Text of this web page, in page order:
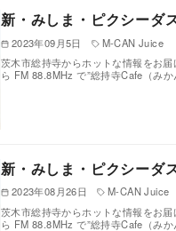
新・みしま・ピクシーダ
2023年09月5日
M-CAN Juice
茨木市総持寺からホットな情報をお
ら FM 88.8MHz で”総持寺Cafe（み
新・みしま・ピクシーダ
2023年08月26日
M-CAN Juice
茨木市総持寺からホットな情報をお
ら FM 88.8MHz で”総持寺Cafe（みか